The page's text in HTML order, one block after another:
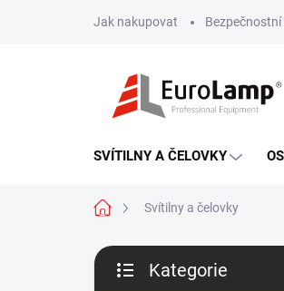
Jak nakupovat
SVÍTILNY A ČELOVKY
Domů Svítilny a čelovky
P
Kategorie